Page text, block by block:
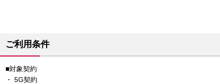
ご利用条件
■対象契約
5G契約